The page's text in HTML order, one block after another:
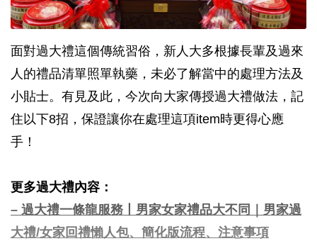
面對過大禮這個傳統習俗，新人大多根據長輩及過來
人的禮品清單照單執藥，未必了解當中的處理方法及
小貼士。有見及此，今次向大家傳授過大禮做法，記
住以下8招，保證讓你在處理這項item時更得心應
手！
更多過大禮內容：
– 過大禮一條龍服務丨男家女家禮品大不同｜男家過
大禮/女家回禮懶人包、簡化版流程、注意事項